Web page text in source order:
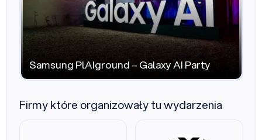
Samsung PlAIground – Galaxy AI Party
Firmy które organizowały tu wydarzenia